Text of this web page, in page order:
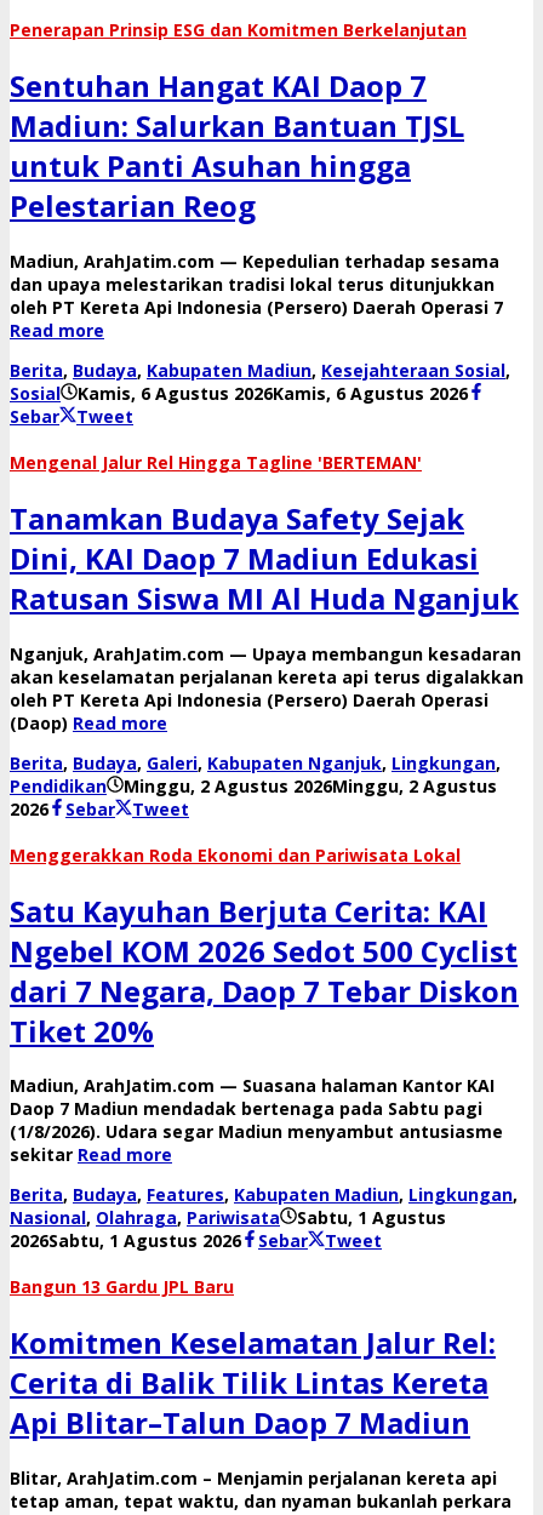
Penerapan Prinsip ESG dan Komitmen Berkelanjutan
Sentuhan Hangat KAI Daop 7
Madiun: Salurkan Bantuan TJSL
untuk Panti Asuhan hingga
Pelestarian Reog
Madiun, ArahJatim.com — Kepedulian terhadap sesama
dan upaya melestarikan tradisi lokal terus ditunjukkan
oleh PT Kereta Api Indonesia (Persero) Daerah Operasi 7
Read more
Berita, Budaya, Kabupaten Madiun, Kesejahteraan Sosial,
Sosial
Kamis, 6 Agustus 2026Kamis, 6 Agustus 2026oleh
Sebar
Tweet
Mengenal Jalur Rel Hingga Tagline 'BERTEMAN'
Tanamkan Budaya Safety Sejak
Dini, KAI Daop 7 Madiun Edukasi
Ratusan Siswa MI Al Huda Nganjuk
​Nganjuk, ArahJatim.com — Upaya membangun kesadaran
akan keselamatan perjalanan kereta api terus digalakkan
oleh PT Kereta Api Indonesia (Persero) Daerah Operasi
(Daop) Read more
Berita, Budaya, Galeri, Kabupaten Nganjuk, Lingkungan,
Pendidikan
Minggu, 2 Agustus 2026Minggu, 2 Agustus
2026olehSebar
Tweet
​Menggerakkan Roda Ekonomi dan Pariwisata Lokal
Satu Kayuhan Berjuta Cerita: KAI
Ngebel KOM 2026 Sedot 500 Cyclist
dari 7 Negara, Daop 7 Tebar Diskon
Tiket 20%
​Madiun, ArahJatim.com — Suasana halaman Kantor KAI
Daop 7 Madiun mendadak bertenaga pada Sabtu pagi
(1/8/2026). Udara segar Madiun menyambut antusiasme
sekitar Read more
Berita, Budaya, Features, Kabupaten Madiun, Lingkungan,
Nasional, Olahraga, Pariwisata
Sabtu, 1 Agustus
2026Sabtu, 1 Agustus 2026olehSebar
Tweet
​Bangun 13 Gardu JPL Baru
Komitmen Keselamatan Jalur Rel:
Cerita di Balik Tilik Lintas Kereta
Api Blitar–Talun Daop 7 Madiun
​Blitar, ArahJatim.com – Menjamin perjalanan kereta api
tetap aman, tepat waktu, dan nyaman bukanlah perkara